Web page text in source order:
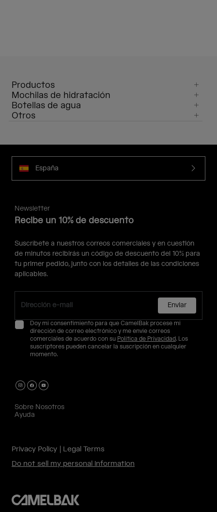
Productos
Mochilas de hidratación
Botellas de agua
Otros
España
Newsletter
Recibe un 10% de descuento
Suscríbete a nuestros correos comerciales y en cuestión
de minutos recibirás un código de descuento del 10% para
tu primer pedido, junto con los detalles de las condiciones
aplicables.
Enviar
Doy mi consentimiento para que CamelBak procese mi
dirección de correo electrónico y me envíe correos
comerciales de acuerdo con su Política de Privacidad. Los
suscriptores pueden cancelar la suscripción en cualquier
momento.
Sobre Nosotros
Ayuda
Privacy Policy
Legal Terms
Do not sell my personal information